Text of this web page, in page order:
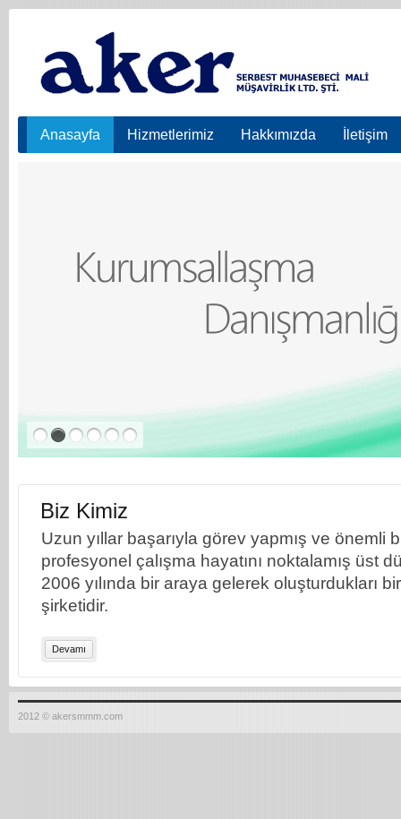
Anasayfa Hizmetlerimiz Hakkımızda İletişim
Biz Kimiz
Uzun yıllar başarıyla görev yapmış ve önemli
profesyonel çalışma hayatını noktalamış üst
2006 yılında bir araya gelerek oluşturdukları
şirketidir.
Devamı
2012 © akersmmm.com